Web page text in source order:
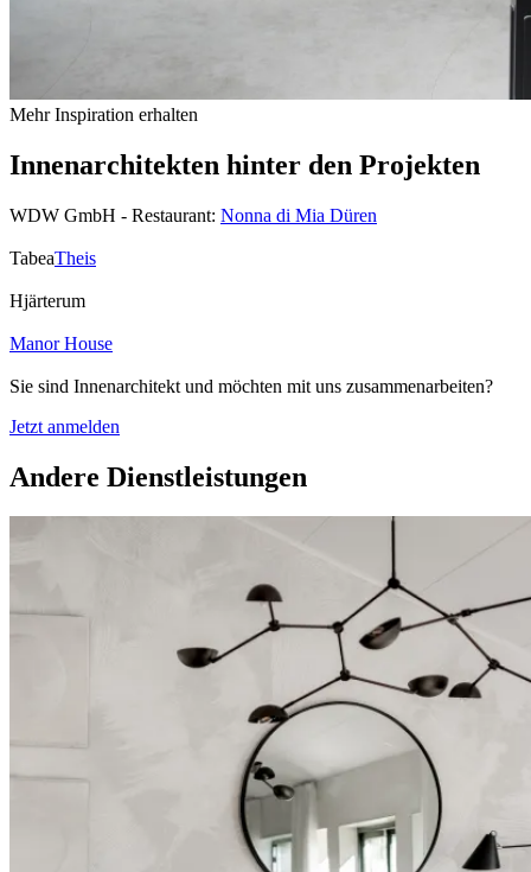
Mehr Inspiration erhalten
Innenarchitekten hinter den Projekten
WDW GmbH - Restaurant: Nonna di Mia Düren
TabeaTheis
Hjärterum
Manor House
Sie sind Innenarchitekt und möchten mit uns zusammenarbeiten?
Jetzt anmelden
Andere Dienstleistungen